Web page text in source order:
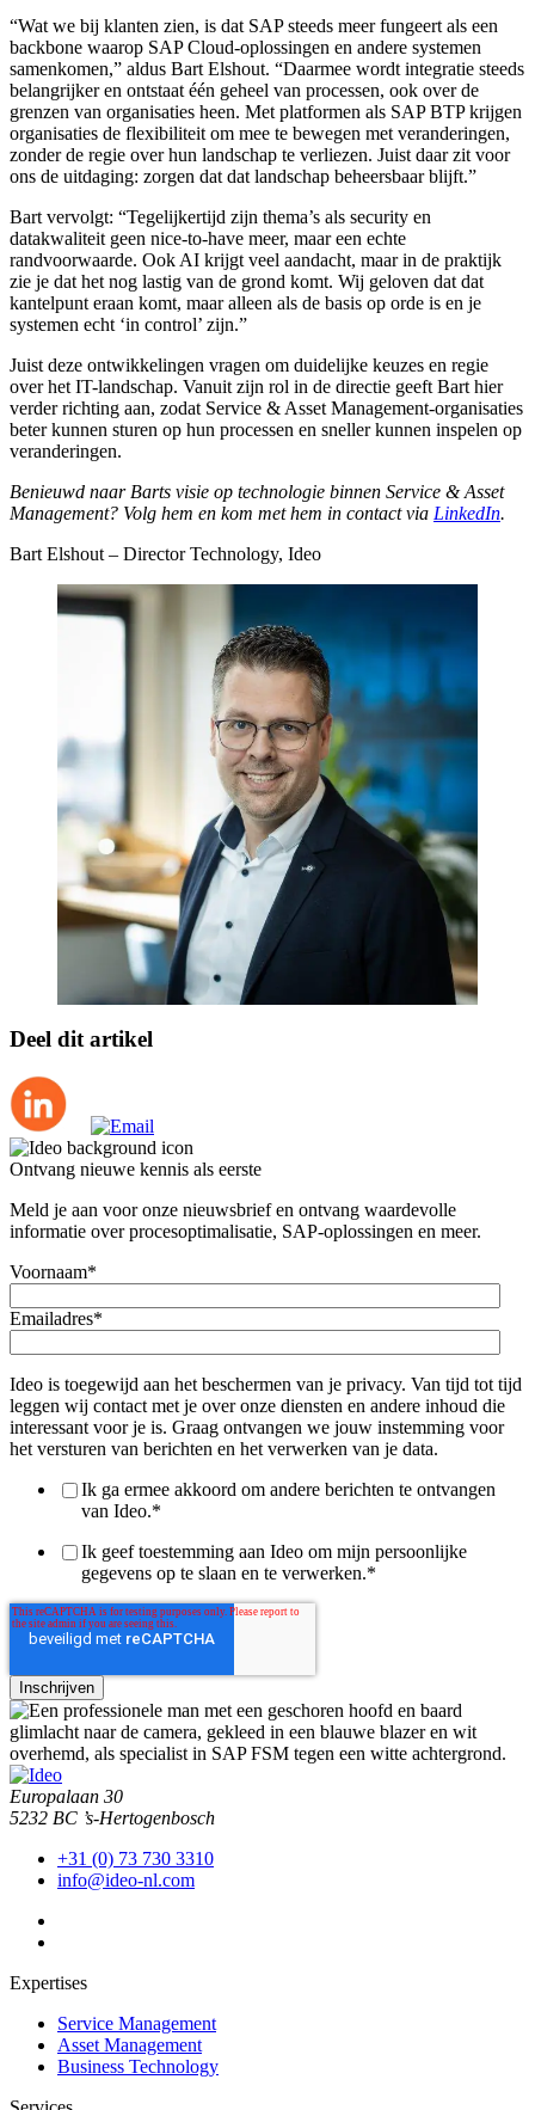
“Wat we bij klanten zien, is dat SAP steeds meer fungeert als een
backbone waarop SAP Cloud-oplossingen en andere systemen
samenkomen,” aldus Bart Elshout. “Daarmee wordt integratie steeds
belangrijker en ontstaat één geheel van processen, ook over de
grenzen van organisaties heen. Met platformen als SAP BTP krijgen
organisaties de flexibiliteit om mee te bewegen met veranderingen,
zonder de regie over hun landschap te verliezen. Juist daar zit voor
ons de uitdaging: zorgen dat dat landschap beheersbaar blijft.”
Bart vervolgt: “Tegelijkertijd zijn thema’s als security en
datakwaliteit geen nice-to-have meer, maar een echte
randvoorwaarde. Ook AI krijgt veel aandacht, maar in de praktijk
zie je dat het nog lastig van de grond komt. Wij geloven dat dat
kantelpunt eraan komt, maar alleen als de basis op orde is en je
systemen echt ‘in control’ zijn.”
Juist deze ontwikkelingen vragen om duidelijke keuzes en regie
over het IT-landschap. Vanuit zijn rol in de directie geeft Bart hier
verder richting aan, zodat Service & Asset Management-organisaties
beter kunnen sturen op hun processen en sneller kunnen inspelen op
veranderingen.
Benieuwd naar Barts visie op technologie binnen Service & Asset
Management? Volg hem en kom met hem in contact via LinkedIn.
Bart Elshout – Director Technology, Ideo
Deel dit artikel
Ontvang nieuwe kennis als eerste
Meld je aan voor onze nieuwsbrief en ontvang waardevolle
informatie over procesoptimalisatie, SAP-oplossingen en meer.
Voornaam*
Emailadres*
Ideo is toegewijd aan het beschermen van je privacy. Van tijd tot tijd
leggen wij contact met je over onze diensten en andere inhoud die
interessant voor je is. Graag ontvangen we jouw instemming voor
het versturen van berichten en het verwerken van je data.
Ik ga ermee akkoord om andere berichten te ontvangen
van Ideo.*
Ik geef toestemming aan Ideo om mijn persoonlijke
gegevens op te slaan en te verwerken.*
Europalaan 30
5232 BC ’s-Hertogenbosch
+31 (0) 73 730 3310
info@ideo-nl.com
Expertises
Service Management
Asset Management
Business Technology